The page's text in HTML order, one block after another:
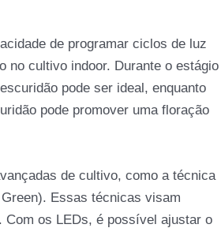
de programar ciclos de luz
no cultivo indoor. Durante o estágio
pode ser ideal, enquanto
pode promover uma floração
de cultivo, como a técnica
Essas técnicas visam
Com os LEDs, é possível ajustar o